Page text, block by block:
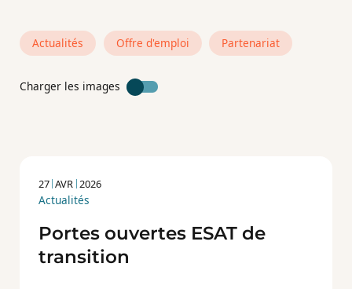
Actualités Offre d'emploi Partenariat
Charger les images
27 AVR 2026
Actualités
Portes ouvertes ESAT de
transition